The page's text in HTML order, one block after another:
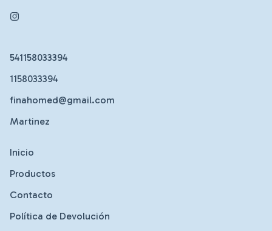
541158033394
1158033394
finahomed@gmail.com
Martinez
Inicio
Productos
Contacto
Política de Devolución